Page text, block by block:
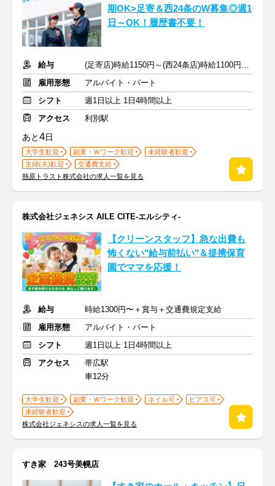
期OK>足寄＆西24条のW募集◎週1
日～OK！履歴書不要！
給与
(足寄店)時給1150円～(西24条店)時給1100円～+交通費(両店舗)
雇用形態
アルバイト・パート
シフト
週1日以上 1日4時間以上
アクセス
利別駅
あと4日
大学生歓迎 副業・Ｗワーク歓迎
未経験者歓迎
主婦(夫)歓迎
交通費支給
熱原トラスト株式会社の求人一覧を見る
株式会社ジェネシス AILE CITE-エルシティ-
【クリーンスタッフ】急な出費も
怖くない"給与前払い"＆提携保育
園でママを応援！
給与
時給1300円〜＋賞与＋交通費規定支給
雇用形態
アルバイト・パート
シフト
週1日以上 1日4時間以上
アクセス
帯広駅
車12分
大学生歓迎 副業・Ｗワーク歓迎 ネイル可
ピアス可
未経験者歓迎
株式会社ジェネシスの求人一覧を見る
すき家 243号美幌店